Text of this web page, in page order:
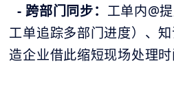
- 跨部门同步： 工单内@
工单追踪多部门进度）、
造企业借此缩短现场处理